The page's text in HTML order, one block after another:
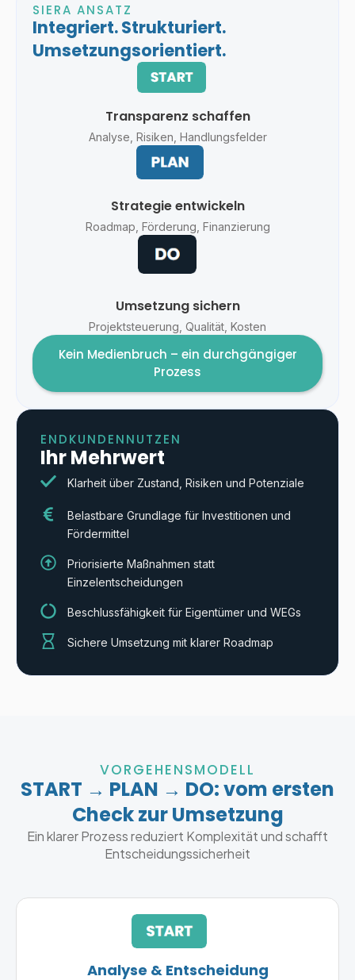
SIERA ANSATZ
Integriert. Strukturiert.
Umsetzungsorientiert.
Transparenz schaffen
Analyse, Risiken, Handlungsfelder
Strategie entwickeln
Roadmap, Förderung, Finanzierung
Umsetzung sichern
Projektsteuerung, Qualität, Kosten
Kein Medienbruch – ein durchgängiger
Prozess
ENDKUNDENNUTZEN
Ihr Mehrwert
Klarheit über Zustand, Risiken und Potenziale
Belastbare Grundlage für Investitionen und
Fördermittel
Priorisierte Maßnahmen statt
Einzelentscheidungen
Beschlussfähigkeit für Eigentümer und WEGs
Sichere Umsetzung mit klarer Roadmap
VORGEHENSMODELL
START → PLAN → DO: vom ersten
Check zur Umsetzung
Ein klarer Prozess reduziert Komplexität und schafft
Entscheidungssicherheit
Analyse & Entscheidung